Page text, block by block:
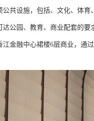
公共设施，包括、文化、体
公园、教育、商业配套的要
江金融中心裙楼6层商业，通